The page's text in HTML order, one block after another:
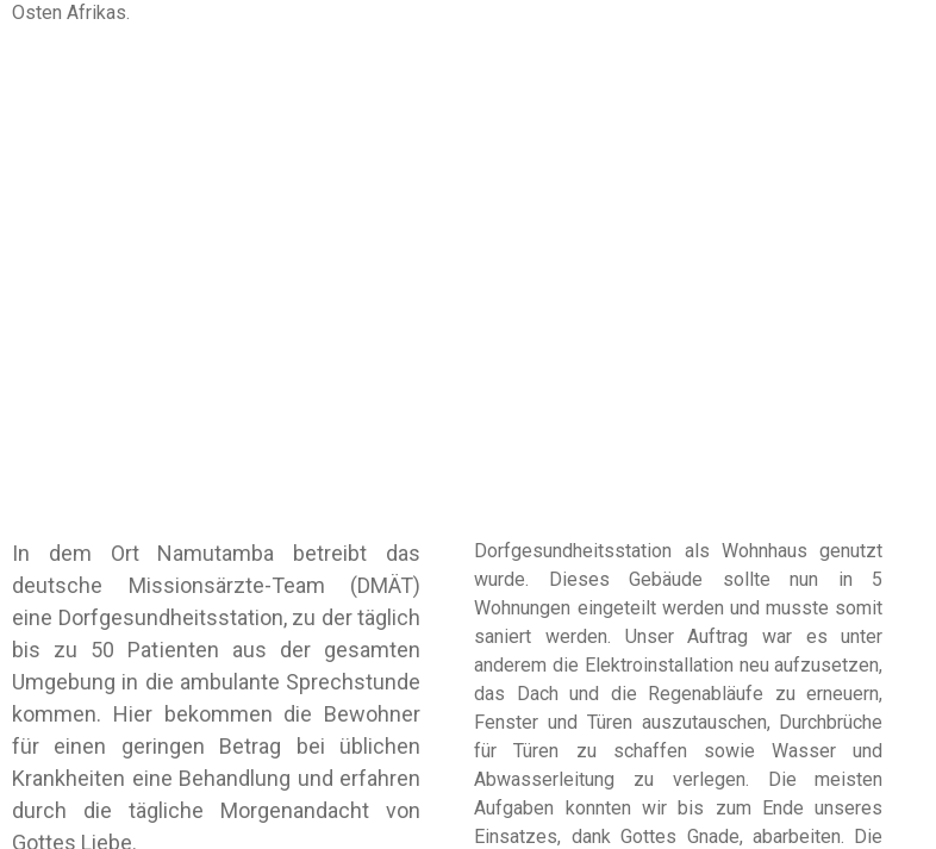
Osten Afrikas.
In dem Ort Namutamba betreibt das
deutsche Missionsärzte-Team (DMÄT)
eine Dorfgesundheitsstation, zu der täglich
bis zu 50 Patienten aus der gesamten
Umgebung in die ambulante Sprechstunde
kommen. Hier bekommen die Bewohner
für einen geringen Betrag bei üblichen
Krankheiten eine Behandlung und erfahren
durch die tägliche Morgenandacht von
Gottes Liebe.
Dorfgesundheitsstation als Wohnhaus genutzt
wurde. Dieses Gebäude sollte nun in 5
Wohnungen eingeteilt werden und musste somit
saniert werden. Unser Auftrag war es unter
anderem die Elektroinstallation neu aufzusetzen,
das Dach und die Regenabläufe zu erneuern,
Fenster und Türen auszutauschen, Durchbrüche
für Türen zu schaffen sowie Wasser und
Abwasserleitung zu verlegen. Die meisten
Aufgaben konnten wir bis zum Ende unseres
Einsatzes, dank Gottes Gnade, abarbeiten. Die